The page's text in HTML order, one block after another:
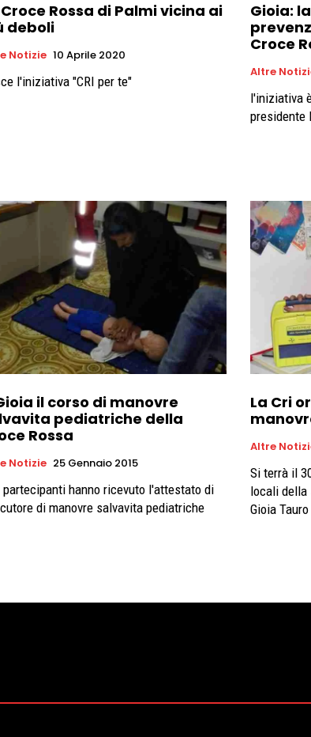
Rossa di Palmi vicina ai
deboli
Notizie 10 Aprile 2020
l'iniziativa "CRI per te"
Gioia:
Croce
Altre
l'iniziativa
presidente
il corso di manovre
pediatriche della
Rossa
Notizie 25 Gennaio 2015
partecipanti hanno ricevuto l'attestato di
di manovre salvavita pediatriche
La Cri
Altre
Si terrà il
locali della
Gioia Tauro